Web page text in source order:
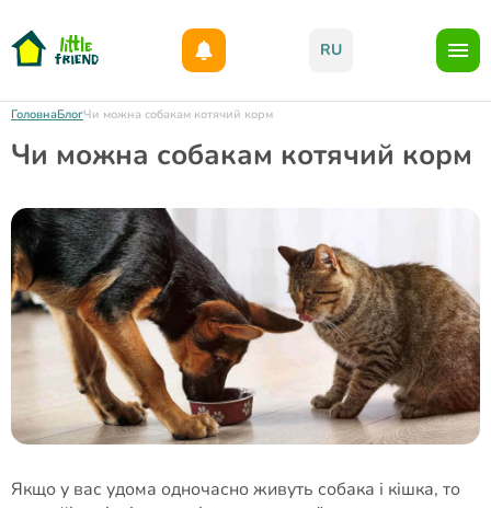
RU
ГоловнаБлогЧи можна собакам котячий корм
Чи можна собакам котячий корм
Якщо у вас удома одночасно живуть собака і кішка, то